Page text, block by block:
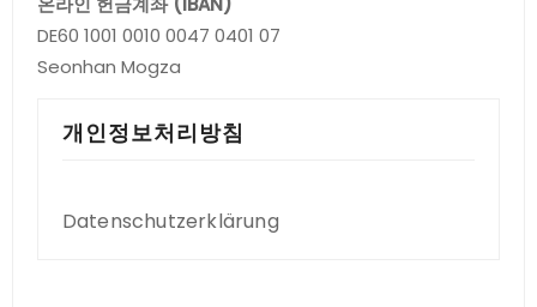
DE60 1001 0010 0047 0401 07
Seonhan Mogza
개인정보처리방침
Datenschutzerklärung